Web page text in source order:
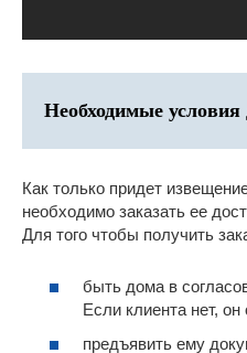
Необходимые условия
Как только придет
необходимо заказать ее
Для того чтобы получить
быть дома в
Если клиента нет,
предъявить ему